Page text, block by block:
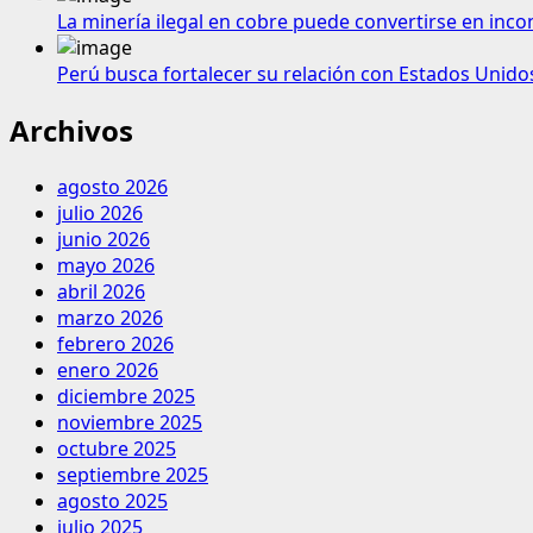
La minería ilegal en cobre puede convertirse en
Perú busca fortalecer su relación con Estados
Archivos
agosto 2026
julio 2026
junio 2026
mayo 2026
abril 2026
marzo 2026
febrero 2026
enero 2026
diciembre 2025
noviembre 2025
octubre 2025
septiembre 2025
agosto 2025
julio 2025